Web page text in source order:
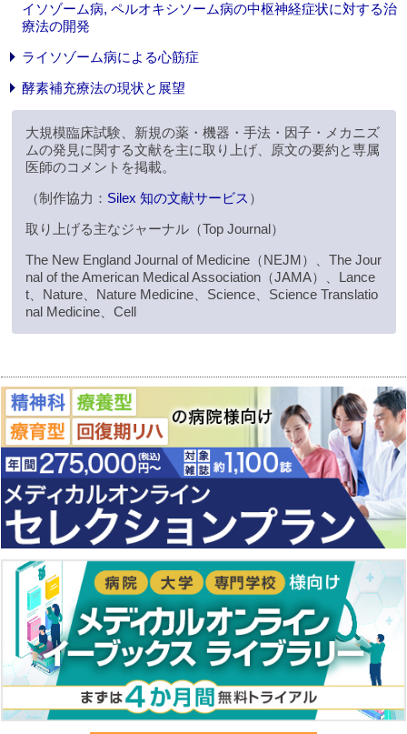
イソゾーム病, ペルオキシソーム病の中枢神経症状に対する治
療法の開発
ライソゾーム病による心筋症
酵素補充療法の現状と展望
大規模臨床試験、新規の薬・機器・手法・因子・メカニズ
ムの発見に関する文献を主に取り上げ、原文の要約と専属
医師のコメントを掲載。
（制作協力： Silex 知の文献サービス ）
取り上げる主なジャーナル（Top Journal）
The New England Journal of Medicine（NEJM）、The Jour
nal of the American Medical Association（JAMA）、Lance
t、Nature、Nature Medicine、Science、Science Translatio
nal Medicine、Cell